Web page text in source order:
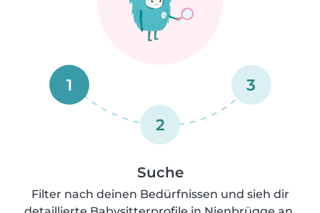
1
2
3
Suche
Filter nach deinen Bedürfnissen und sieh dir